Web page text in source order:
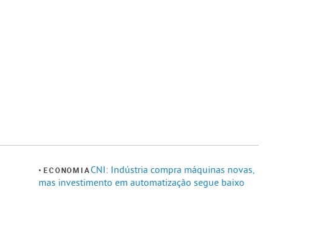
ECONOMIACNI: Indústria compra máquinas novas,
mas investimento em automatização segue baixo